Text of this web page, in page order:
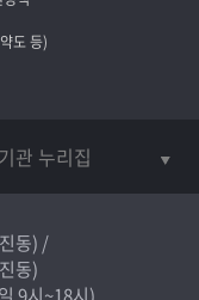
도 등)
관 누리집
동) /
동)